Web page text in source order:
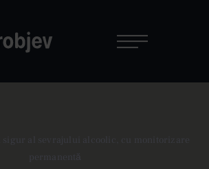
sigur al sevrajului alcoolic, cu monitorizare
permanentă